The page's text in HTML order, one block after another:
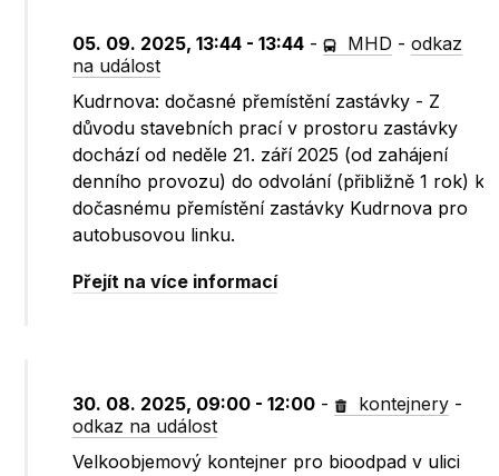
05. 09. 2025, 13:44 - 13:44 - MHD -odkaz
na událost
Kudrnova: dočasné přemístění zastávky - Z
důvodu stavebních prací v prostoru zastávky
dochází od neděle 21. září 2025 (od zahájení
denního provozu) do odvolání (přibližně 1 rok) k
dočasnému přemístění zastávky Kudrnova pro
autobusovou linku.
Přejít na více informací
30. 08. 2025, 09:00 - 12:00 - kontejnery -
odkaz na událost
Velkoobjemový kontejner pro bioodpad v ulici